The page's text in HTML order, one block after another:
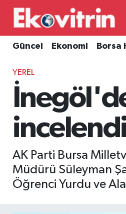
Güncel Ekonomi Borsa
YEREL
AK Parti Bursa
Müdürü Süleyman
Öğrenci Yurdu ve
Puan Durumu ve Fikstür
Haberleri